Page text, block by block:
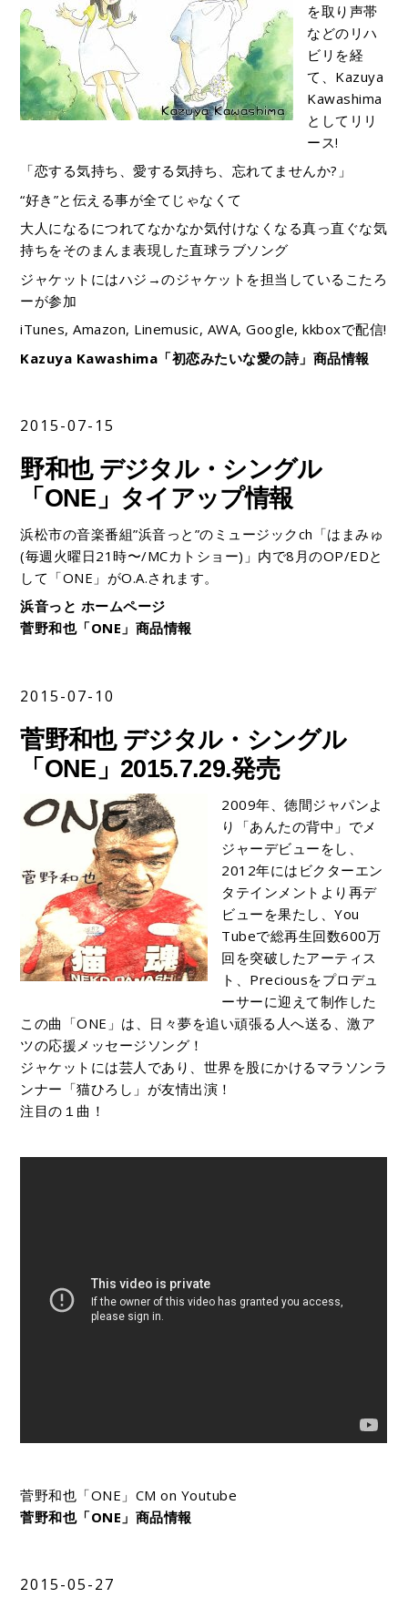
を取り声帯
などのリハ
ビリを経
て、Kazuya
Kawashima
としてリリ
ース!
「恋する気持ち、愛する気持ち、忘れてませんか?」
“好き”と伝える事が全てじゃなくて
大人になるにつれてなかなか気付けなくなる真っ直ぐな気
持ちをそのまんま表現した直球ラブソング
ジャケットにはハジ→のジャケットを担当しているこたろ
ーが参加
iTunes, Amazon, Linemusic, AWA, Google, kkboxで配信!
Kazuya Kawashima「初恋みたいな愛の詩」商品情報
2015-07-15
野和也 デジタル・シングル
「ONE」タイアップ情報
浜松市の音楽番組”浜音っと”のミュージックch「はまみゅ
(毎週火曜日21時〜/MCカトショー)」内で8月のOP/EDと
して「ONE」がO.A.されます。
浜音っと ホームページ
菅野和也「ONE」商品情報
2015-07-10
菅野和也 デジタル・シングル
「ONE」2015.7.29.発売
2009年、徳間ジャパンよ
り「あんたの背中」でメ
ジャーデビューをし、
2012年にはビクターエン
タテインメントより再デ
ビューを果たし、You
Tubeで総再生回数600万
回を突破したアーティス
ト、Preciousをプロデュ
ーサーに迎えて制作した
この曲「ONE」は、日々夢を追い頑張る人へ送る、激ア
ツの応援メッセージソング！
ジャケットには芸人であり、世界を股にかけるマラソンラ
ンナー「猫ひろし」が友情出演！
注目の１曲！
菅野和也「ONE」CM on Youtube
菅野和也「ONE」商品情報
2015-05-27